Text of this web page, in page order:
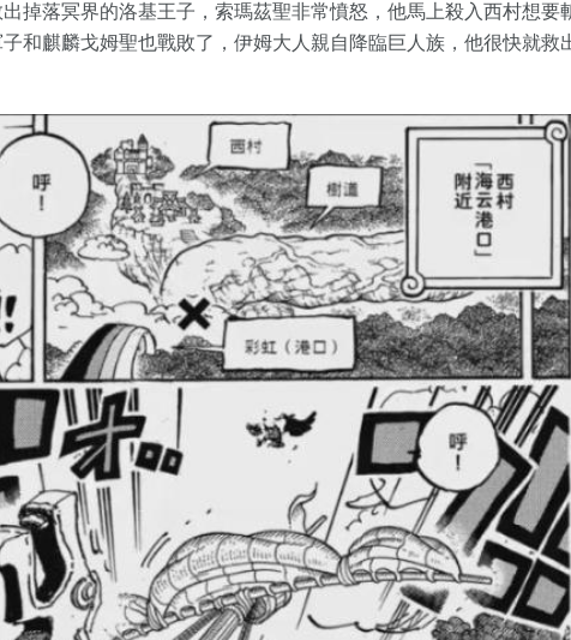
掉落冥界的洛基王子，索瑪茲聖非常憤怒，他馬上殺入西村想要
和麒麟戈姆聖也戰敗了，伊姆大人親自降臨巨人族，他很快就救